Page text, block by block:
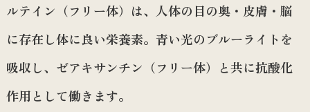
ルテイン（フリー体）は、人体の目の奥・皮膚・脳
に存在し体に良い栄養素。青い光のブルーライトを
吸収し、ゼアキサンチン（フリー体）と共に抗酸化
作用として働きます。